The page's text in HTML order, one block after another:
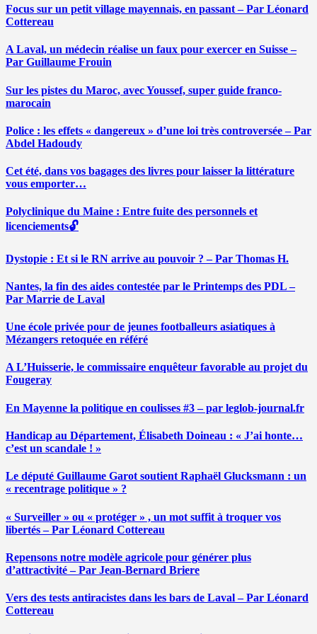
Focus sur un petit village mayennais, en passant – Par Léonard
Cottereau
A Laval, un médecin réalise un faux pour exercer en Suisse –
Par Guillaume Frouin
Sur les pistes du Maroc, avec Youssef, super guide franco-
marocain
Police : les effets « dangereux » d’une loi très controversée – Par
Abdel Hadoudy
Cet été, dans vos bagages des livres pour laisser la littérature
vous emporter…
Polyclinique du Maine : Entre fuite des personnels et
licenciements🔓
Dystopie : Et si le RN arrive au pouvoir ? – Par Thomas H.
Nantes, la fin des aides contestée par le Printemps des PDL –
Par Marrie de Laval
Une école privée pour de jeunes footballeurs asiatiques à
Mézangers retoquée en référé
A L’Huisserie, le commissaire enquêteur favorable au projet du
Fougeray
En Mayenne la politique en coulisses #3 – par leglob-journal.fr
Handicap au Département, Élisabeth Doineau : « J’ai honte…
c’est un scandale ! »
Le député Guillaume Garot soutient Raphaël Glucksmann : un
« recentrage politique » ?
« Surveiller » ou « protéger » , un mot suffit à troquer vos
libertés – Par Léonard Cottereau
Repensons notre modèle agricole pour générer plus
d’attractivité – Par Jean-Bernard Briere
Vers des tests antiracistes dans les bars de Laval – Par Léonard
Cottereau